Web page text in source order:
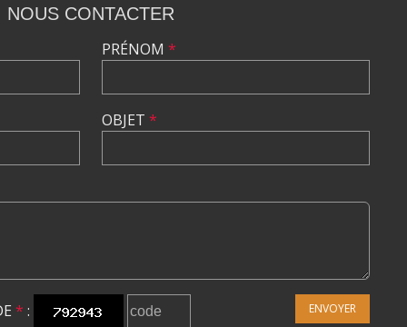
NOUS CONTACTER
PRÉNOM *
OBJET *
* : ENVOYER